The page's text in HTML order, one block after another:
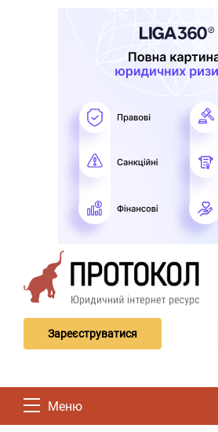
Зареєструватися
Меню